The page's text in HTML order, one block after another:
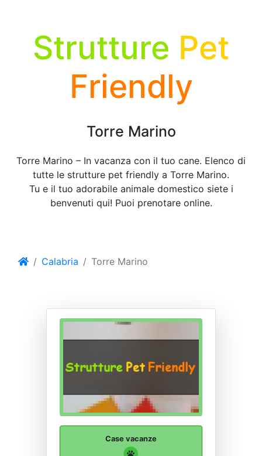
Strutture Pet
Friendly
Torre Marino
Torre Marino – In vacanza con il tuo cane. Elenco di
tutte le strutture pet friendly a Torre Marino.
Tu e il tuo adorabile animale domestico siete i
benvenuti qui! Puoi prenotare online.
Calabria Torre Marino
Case vacanze